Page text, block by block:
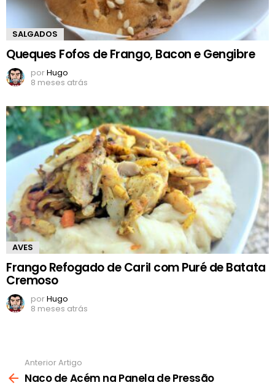
SALGADOS
Queques Fofos de Frango, Bacon e Gengibre
porHugo
8 meses atrás
AVES
Frango Refogado de Caril com Puré de Batata
Cremoso
porHugo
8 meses atrás
mais
Anterior Artigo
Naco de Acém na Panela de Pressão